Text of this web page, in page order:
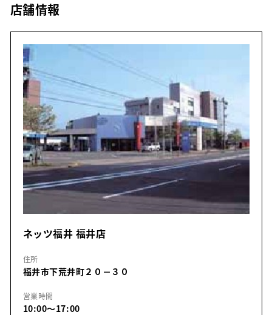
店舗情報
ネッツ福井 福井店
住所
福井市下荒井町２０－３０
営業時間
10:00～17:00